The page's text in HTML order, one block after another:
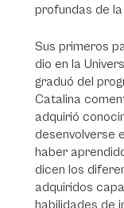
profundas de
Sus primeros
dio en la
graduó del
Catalina
adquirió
desenvolverse
haber
dicen los
adquiridos
habilidades de